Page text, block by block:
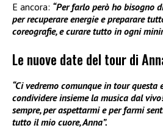
E ancora: “Per farlo però ho bisogno
per recuperare energie e preparare
coreografie, e curare tutto in ogni
Le nuove date del tour di
“Ci vedremo comunque in tour questa
condividere insieme la musica dal
sempre, per aspettarmi e per farmi
tutto il mio cuore, Anna”.